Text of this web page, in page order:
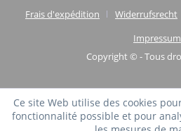
Frais d'expédition
Widerrufsrecht
Impressum
Copyright © - Tous
Ce site Web utilise des cookies
fonctionnalité possible et pour